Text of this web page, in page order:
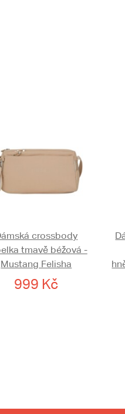
crossbody
tmavě béžová -
Mustang Felisha
999 Kč